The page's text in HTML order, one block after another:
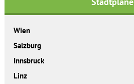
Wien
Salzburg
Innsbruck
Linz